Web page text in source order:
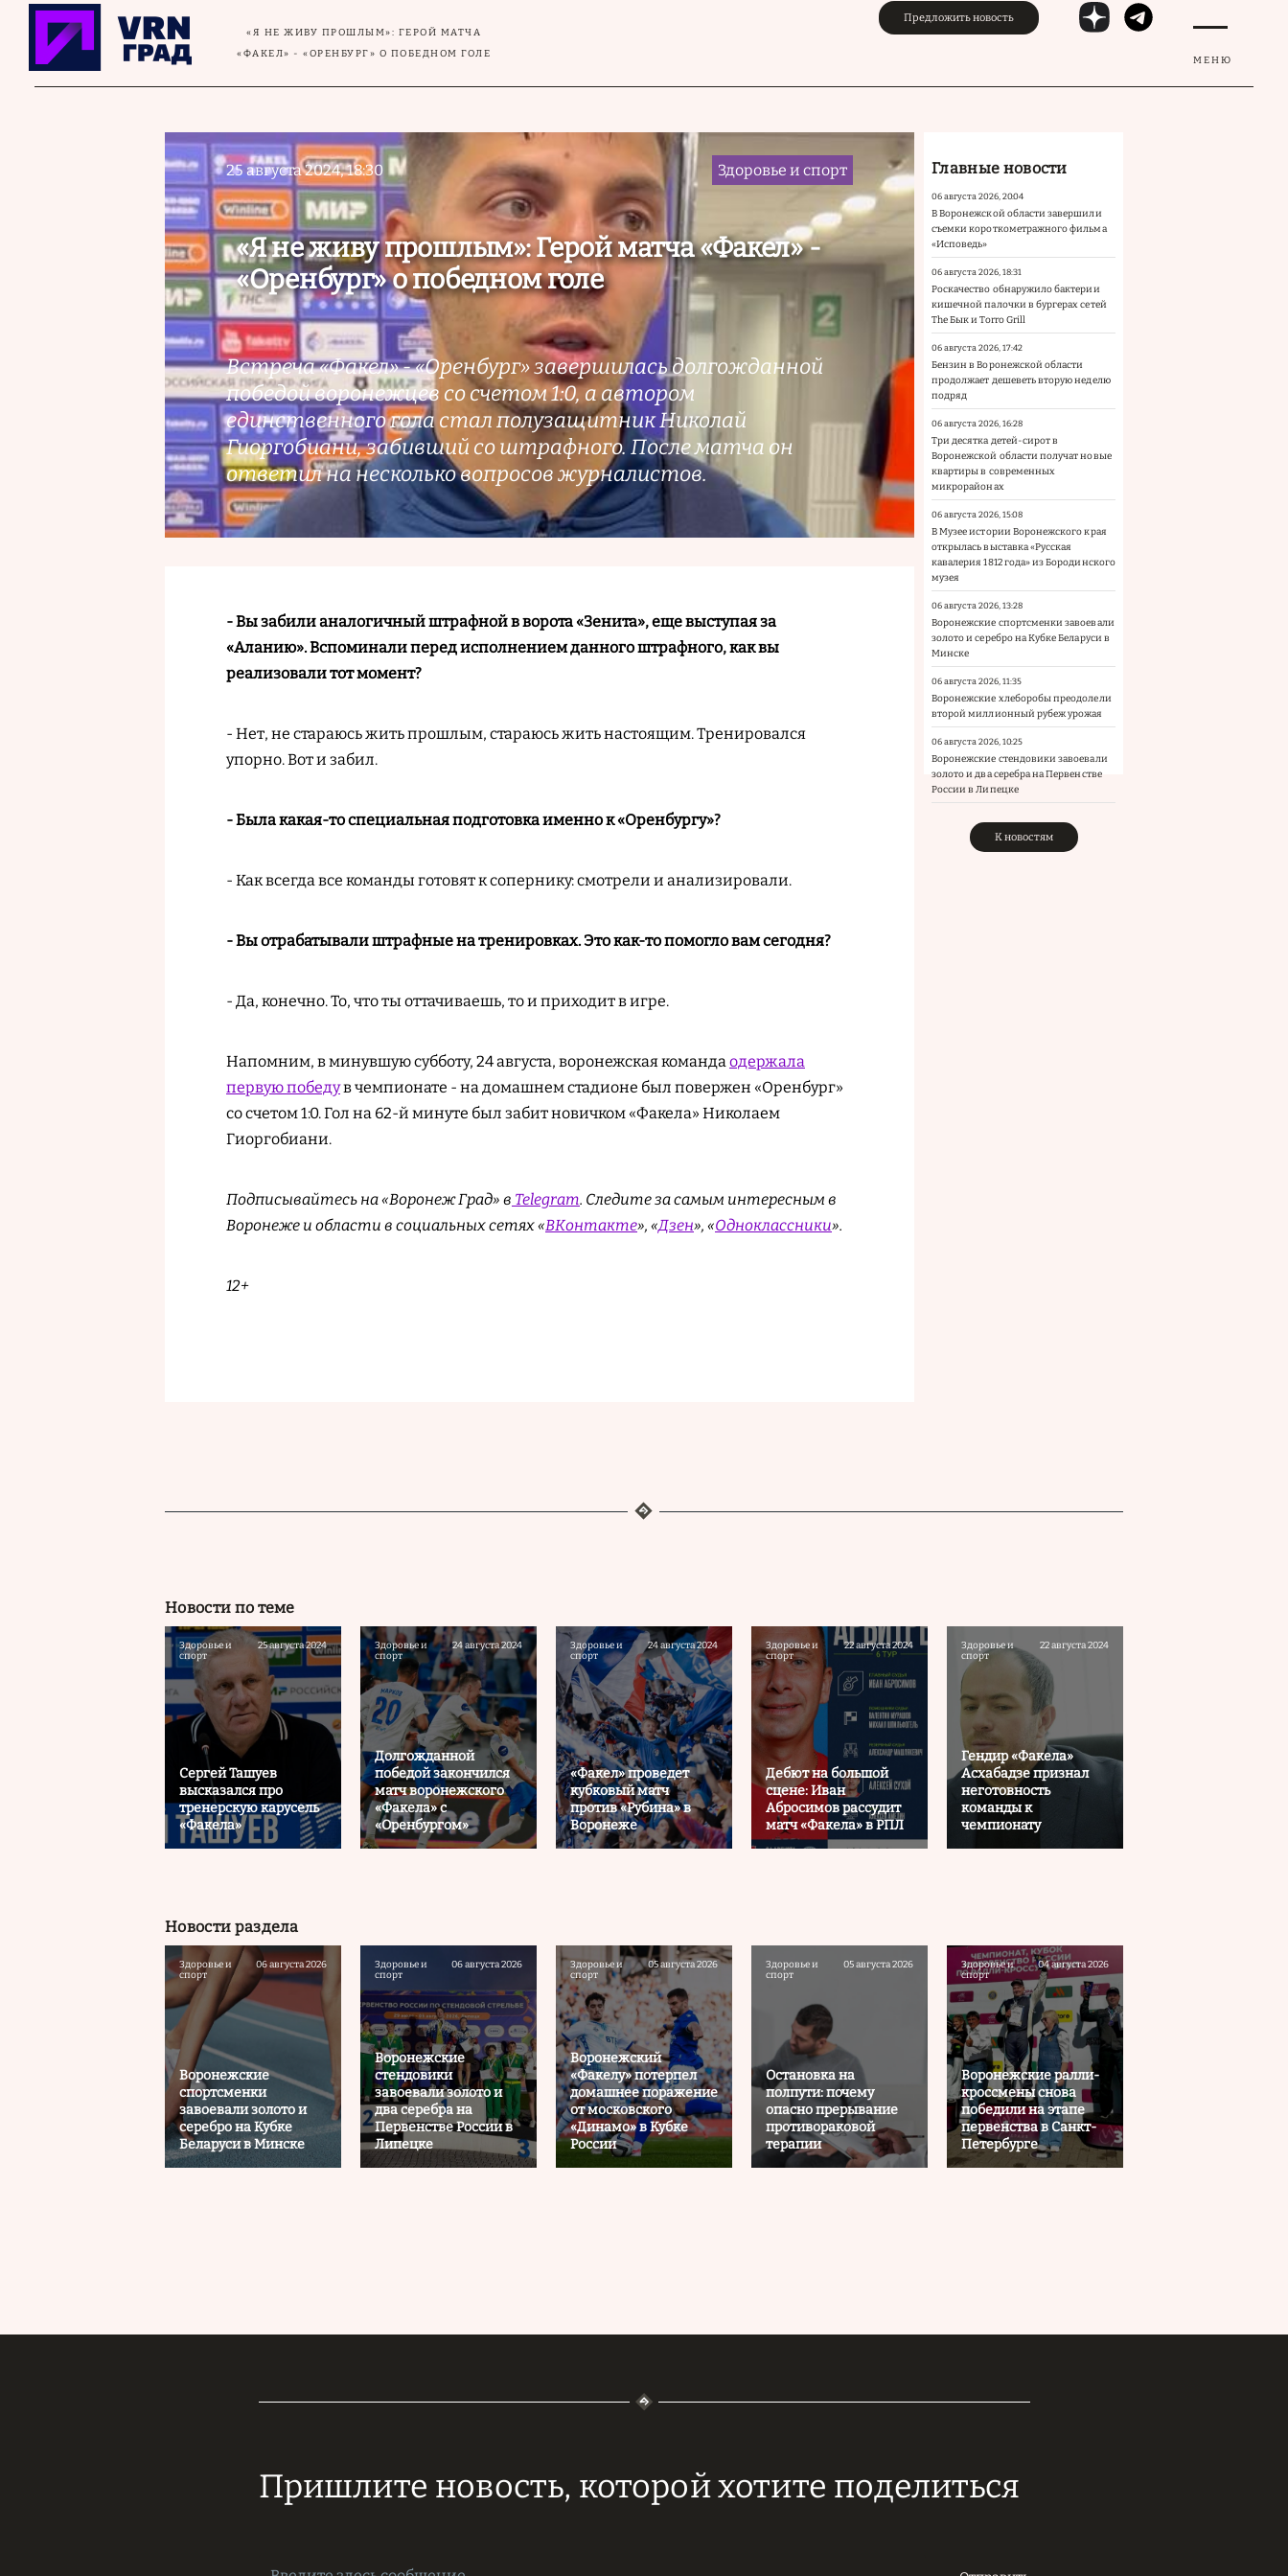
Перейти к основному содержанию
МЕНЮ
«Я НЕ ЖИВУ ПРОШЛЫМ»: ГЕРОЙ МАТЧА
«ФАКЕЛ» - «ОРЕНБУРГ» О ПОБЕДНОМ ГОЛЕ
Предложить новость
25 августа 2024, 18:30 Здоровье и спорт
«Я не живу прошлым»: Герой матча «Факел» -
«Оренбург» о победном голе
Встреча «Факел» - «Оренбург» завершилась долгожданной
победой воронежцев со счетом 1:0, а автором
единственного гола стал полузащитник Николай
Гиоргобиани, забивший со штрафного. После матча он
ответил на несколько вопросов журналистов.
- Вы забили аналогичный штрафной в ворота «Зенита», еще выступая за
«Аланию». Вспоминали перед исполнением данного штрафного, как вы
реализовали тот момент?
- Нет, не стараюсь жить прошлым, стараюсь жить настоящим. Тренировался
упорно. Вот и забил.
- Была какая-то специальная подготовка именно к «Оренбургу»?
- Как всегда все команды готовят к сопернику: смотрели и анализировали.
- Вы отрабатывали штрафные на тренировках. Это как-то помогло вам сегодня?
- Да, конечно. То, что ты оттачиваешь, то и приходит в игре.
Напомним, в минувшую субботу, 24 августа, воронежская команда одержала
первую победув чемпионате - на домашнем стадионе был повержен «Оренбург»
со счетом 1:0. Гол на 62-й минуте был забит новичком «Факела» Николаем
Гиоргобиани.
Подписывайтесь на «Воронеж Град» в Telegram. Cледите за самым интересным в
Воронеже и области в социальных сетях «ВКонтакте», «Дзен», «Одноклассники».
12+
Главные новости
06 августа 2026, 20:04
В Воронежской области завершили
съемки короткометражного фильма
«Исповедь»
06 августа 2026, 18:31
Роскачество обнаружило бактерии
кишечной палочки в бургерах сетей
The Бык и Torro Grill
06 августа 2026, 17:42
Бензин в Воронежской области
продолжает дешеветь вторую неделю
подряд
06 августа 2026, 16:28
Три десятка детей-сирот в
Воронежской области получат новые
квартиры в современных
микрорайонах
06 августа 2026, 15:08
В Музее истории Воронежского края
открылась выставка «Русская
кавалерия 1812 года» из Бородинского
музея
06 августа 2026, 13:28
Воронежские спортсменки завоевали
золото и серебро на Кубке Беларуси в
Минске
06 августа 2026, 11:35
Воронежские хлеборобы преодолели
второй миллионный рубеж урожая
06 августа 2026, 10:25
Воронежские стендовики завоевали
золото и два серебра на Первенстве
России в Липецке
К новостям
Новости по теме
Здоровье и
спорт
25 августа 2024
Сергей Ташуев
высказался про
тренерскую карусель
«Факела»
Здоровье и
спорт
24 августа 2024
Долгожданной
победой закончился
матч воронежского
«Факела» с
«Оренбургом»
Здоровье и
спорт
24 августа 2024
«Факел» проведет
кубковый матч
против «Рубина» в
Воронеже
Здоровье и
спорт
22 августа 2024
Дебют на большой
сцене: Иван
Абросимов рассудит
матч «Факела» в РПЛ
Здоровье и
спорт
22 августа 2024
Гендир «Факела»
Асхабадзе признал
неготовность
команды к
чемпионату
Новости раздела
Здоровье и
спорт
06 августа 2026
Воронежские
спортсменки
завоевали золото и
серебро на Кубке
Беларуси в Минске
Здоровье и
спорт
06 августа 2026
Воронежские
стендовики
завоевали золото и
два серебра на
Первенстве России в
Липецке
Здоровье и
спорт
05 августа 2026
Воронежский
«Факелу» потерпел
домашнее поражение
от московского
«Динамо» в Кубке
России
Здоровье и
спорт
05 августа 2026
Остановка на
полпути: почему
опасно прерывание
противораковой
терапии
Здоровье и
спорт
04 августа 2026
Воронежские ралли-
кроссмены снова
победили на этапе
первенства в Санкт-
Петербурге
Пришлите новость, которой хотите поделиться